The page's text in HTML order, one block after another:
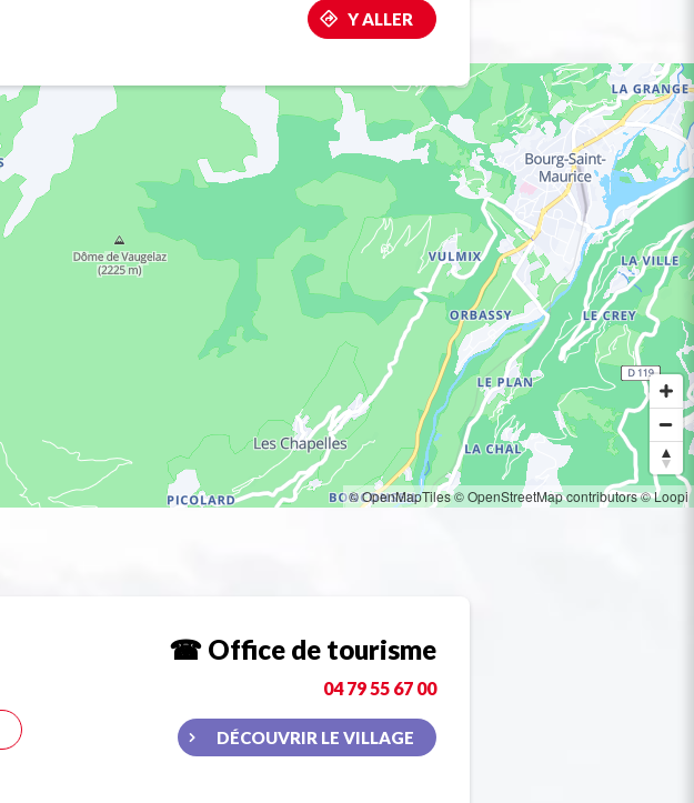
Y ALLER
© OpenMapTiles© OpenStreetMap contributors© Loopi
☎ Office de tourisme
04 79 55 67 00
DÉCOUVRIR LE VILLAGE